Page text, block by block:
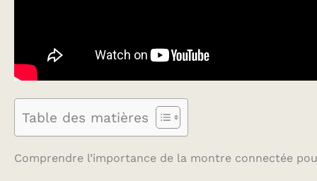
Table des matières
Comprendre l’importance de la montre connectée